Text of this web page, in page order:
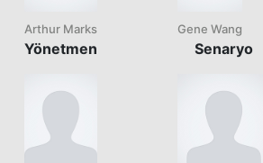
Arthur Marks
Yönetmen
Gene Wang
Senaryo